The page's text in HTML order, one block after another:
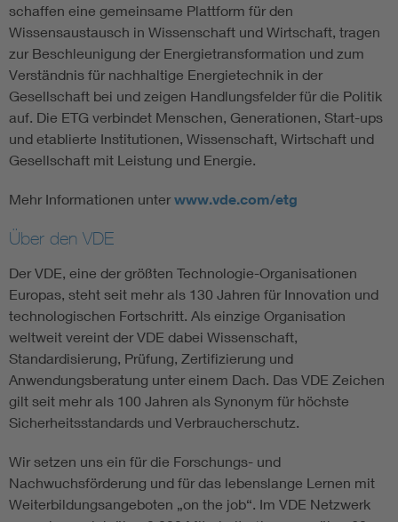
schaffen eine gemeinsame Plattform für den
Wissensaustausch in Wissenschaft und Wirtschaft, tragen
zur Beschleunigung der Energietransformation und zum
Verständnis für nachhaltige Energietechnik in der
Gesellschaft bei und zeigen Handlungsfelder für die Politik
auf. Die ETG verbindet Menschen, Generationen, Start-ups
und etablierte Institutionen, Wissenschaft, Wirtschaft und
Gesellschaft mit Leistung und Energie.
Mehr Informationen unterwww.vde.com/etg
Über den VDE
Der VDE, eine der größten Technologie-Organisationen
Europas, steht seit mehr als 130 Jahren für Innovation und
technologischen Fortschritt. Als einzige Organisation
weltweit vereint der VDE dabei Wissenschaft,
Standardisierung, Prüfung, Zertifizierung und
Anwendungsberatung unter einem Dach. Das VDE Zeichen
gilt seit mehr als 100 Jahren als Synonym für höchste
Sicherheitsstandards und Verbraucherschutz.
Wir setzen uns ein für die Forschungs- und
Nachwuchsförderung und für das lebenslange Lernen mit
Weiterbildungsangeboten „on the job“. Im VDE Netzwerk